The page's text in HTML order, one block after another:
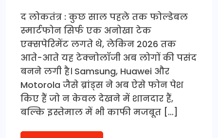
द लोकतंत्र : कुछ साल पहले तक फोल्डेबल
स्मार्टफोन सिर्फ एक अनोखा टेक
एक्सपेरिमेंट लगते थे, लेकिन 2026 तक
आते-आते यह टेक्नोलॉजी अब लोगों की पसंद
बनने लगी है। Samsung, Huawei और
Motorola जैसे ब्रांड्स ने अब ऐसे फोन पेश
किए हैं जो न केवल देखने में शानदार हैं,
बल्कि इस्तेमाल में भी काफी मजबूत […]